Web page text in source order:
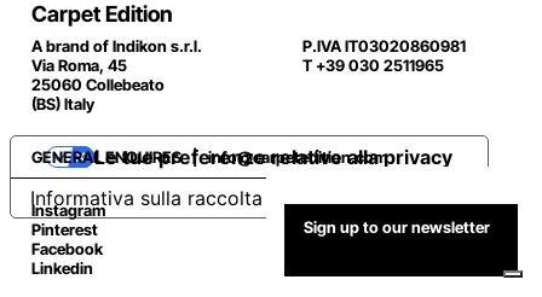
Carpet Edition
A brand of Indikon s.r.l.
Via Roma, 45
25060 Collebeato
(BS) Italy
P.IVA IT03020860981
T +39 030 2511965
GENERAL ENQUIRES |info@carpetedition.com
Instagram
Pinterest
Facebook
Linkedin
Sign up to our newsletter
Informativa sulla raccolta
Le tue preferenze relative alla privacy